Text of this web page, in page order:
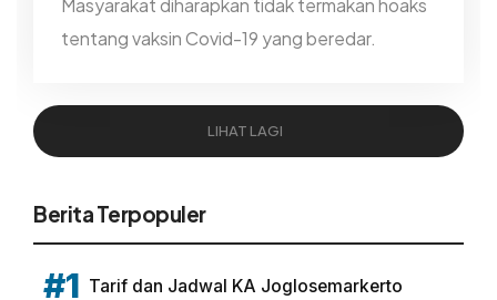
Masyarakat diharapkan tidak termakan hoaks
tentang vaksin Covid-19 yang beredar.
LIHAT LAGI
Berita Terpopuler
#1 Tarif dan Jadwal KA Joglosemarkerto